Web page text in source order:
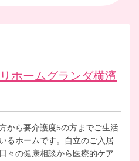
ホームグランダ横濱
から要介護度5の方までご生活
るホームです。自立のご入居
々の健康相談から医療的ケア